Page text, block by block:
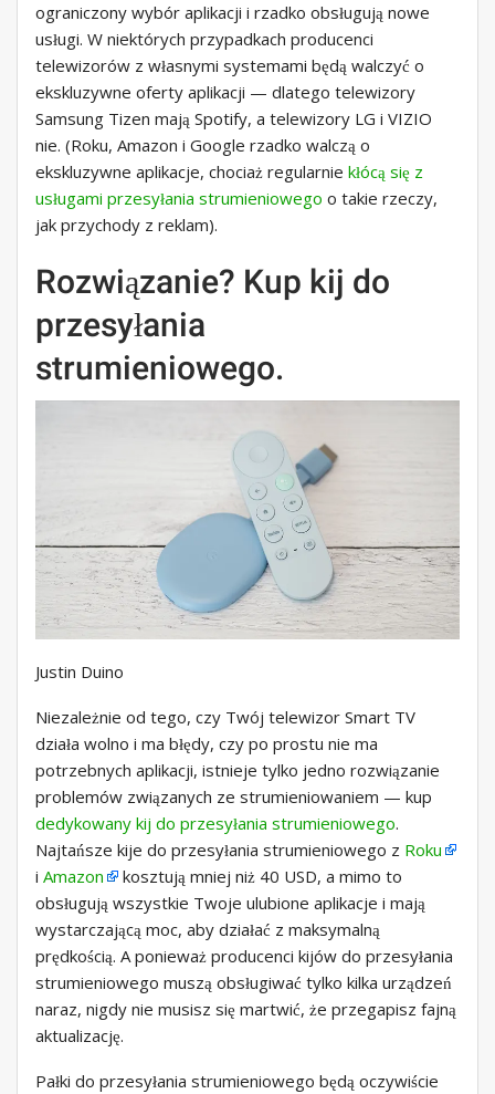
ograniczony wybór aplikacji i rzadko obsługują nowe
usługi. W niektórych przypadkach producenci
telewizorów z własnymi systemami będą walczyć o
ekskluzywne oferty aplikacji — dlatego telewizory
Samsung Tizen mają Spotify, a telewizory LG i VIZIO
nie. (Roku, Amazon i Google rzadko walczą o
ekskluzywne aplikacje, chociaż regularnie kłócą się z
usługami przesyłania strumieniowego o takie rzeczy,
jak przychody z reklam).
Rozwiązanie? Kup kij do
przesyłania
strumieniowego.
Justin Duino
Niezależnie od tego, czy Twój telewizor Smart TV
działa wolno i ma błędy, czy po prostu nie ma
potrzebnych aplikacji, istnieje tylko jedno rozwiązanie
problemów związanych ze strumieniowaniem — kup
dedykowany kij do przesyłania strumieniowego.
Najtańsze kije do przesyłania strumieniowego z Roku
i Amazon
kosztują mniej niż 40 USD, a mimo to
obsługują wszystkie Twoje ulubione aplikacje i mają
wystarczającą moc, aby działać z maksymalną
prędkością. A ponieważ producenci kijów do przesyłania
strumieniowego muszą obsługiwać tylko kilka urządzeń
naraz, nigdy nie musisz się martwić, że przegapisz fajną
aktualizację.
Pałki do przesyłania strumieniowego będą oczywiście